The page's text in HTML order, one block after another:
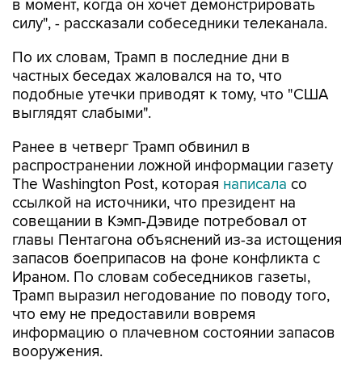
По их словам, Трамп в последние дни в
подобные утечки приводят к тому, что "США
выглядят слабыми".
Ранее в четверг Трамп обвинил в
The Washington Post, котораянаписала
ссылкой на источники, что президент на
совещании в Кэмп-Дэвиде потребовал от
главы Пентагона объяснений из-за истощения
запасов боеприпасов на фоне конфликта с
Ираном. По словам собеседников газеты,
Трамп выразил негодование по поводу того,
что ему не предоставили вовремя
информацию о плачевном состоянии запасов
вооружения.
Трамп в последние дни публично